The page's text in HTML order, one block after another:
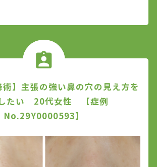
術】主張の強い鼻の穴の見え方を
たい 20代女性 【症例
No.29Y0000593】